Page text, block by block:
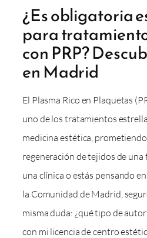
¿Es obligatoria
para
con PRP?
en Madrid
El Plasma Rico en Plaquetas
uno de los tratamientos
medicina estética,
regeneración de tejidos de
una clínica o estás pensando
la Comunidad de Madrid,
misma duda: ¿qué tipo de
con mi licencia de centro